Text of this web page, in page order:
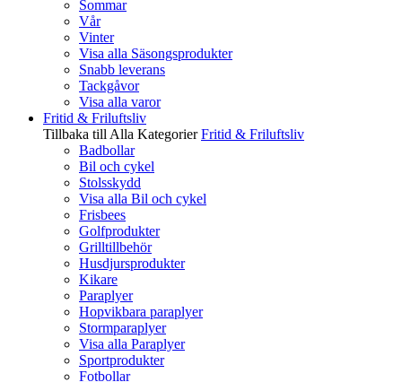
Sommar
Vår
Vinter
Visa alla Säsongsprodukter
Snabb leverans
Tackgåvor
Visa alla varor
Fritid & Friluftsliv
Tillbaka till Alla Kategorier Fritid & Friluftsliv
Badbollar
Bil och cykel
Stolsskydd
Visa alla Bil och cykel
Frisbees
Golfprodukter
Grilltillbehör
Husdjursprodukter
Kikare
Paraplyer
Hopvikbara paraplyer
Stormparaplyer
Visa alla Paraplyer
Sportprodukter
Fotbollar